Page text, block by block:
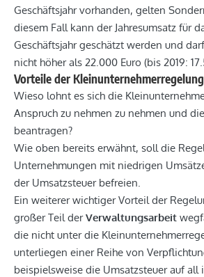
Geschäftsjahr vorhanden, gelten
diesem Fall kann der Jahresumsatz für
Geschäftsjahr geschätzt werden und
nicht höher als 22.000 Euro (bis 2019:
Vorteile der Kleinunternehmerregelung
Wieso lohnt es sich die
Anspruch zu nehmen zu nehmen und
beantragen?
Wie oben bereits erwähnt, soll die
Unternehmungen mit niedrigen
der Umsatzsteuer befreien.
Ein weiterer wichtiger Vorteil der
großer Teil derVerwaltungsarbeit
die nicht unter die
unterliegen einer Reihe von
beispielsweise die Umsatzsteuer auf all